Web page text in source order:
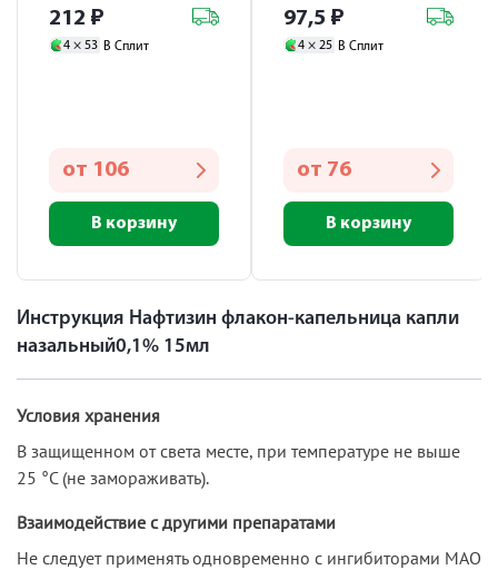
212 ₽
4 × 53 В Сплит
от 106
В корзину
97,5 ₽
4 × 25 В Сплит
от 76
В корзину
Инструкция Нафтизин флакон-капельница капли
назальный0,1% 15мл
Условия хранения
В защищенном от света месте, при температуре не выше
25 °C (не замораживать).
Взаимодействие с другими препаратами
Не следует применять одновременно с ингибиторами МАО